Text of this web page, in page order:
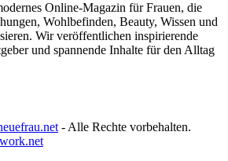
Online-Magazin für Frauen, die
Wohlbefinden, Beauty, Wissen und
Wir veröffentlichen inspirierende
und spannende Inhalte für den Alltag
- Alle Rechte vorbehalten.